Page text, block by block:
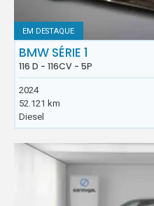
EM DESTAQUE
BMW SÉRIE 1
116 D - 116CV - 5P
2024
52.121 km
Diesel